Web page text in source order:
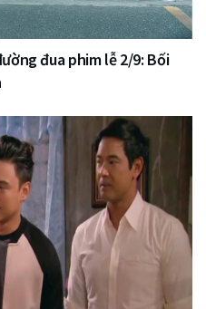
đua phim lễ 2/9: Bối